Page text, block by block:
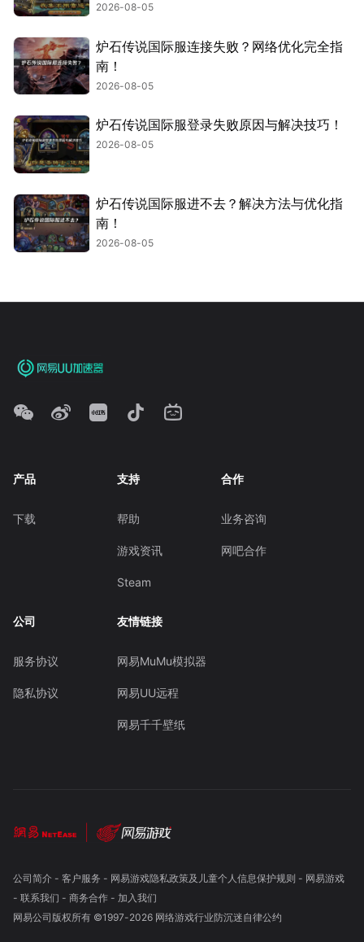
2026-08-05
炉石传说国际服连接失败？网络优化完全指
南！
2026-08-05
炉石传说国际服登录失败原因与解决技巧！
2026-08-05
炉石传说国际服进不去？解决方法与优化指
南！
2026-08-05
产品
下载
支持
帮助
游戏资讯
Steam
合作
业务咨询
网吧合作
公司
服务协议
隐私协议
友情链接
网易MuMu模拟器
网易UU远程
网易千千壁纸
公司简介- 客户服务 - 网易游戏隐私政策及儿童个人信息保护规则 - 网易游戏
- 联系我们 - 商务合作- 加入我们
网易公司版权所有 ©1997-2026 网络游戏行业防沉迷自律公约